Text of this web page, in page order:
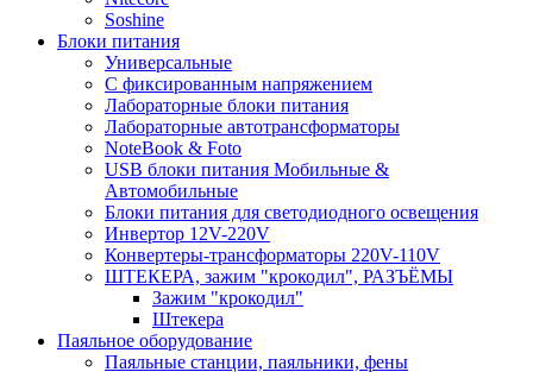
Soshine
Блоки питания
Универсальные
C фиксированным напряжением
Лабораторные блоки питания
Лабораторные автотрансформаторы
NoteBook & Foto
USB блоки питания Мобильные &
Автомобильные
Блоки питания для светодиодного освещения
Инвертор 12V-220V
Конвертеры-трансформаторы 220V-110V
ШТЕКЕРА, зажим "крокодил", РАЗЪЁМЫ
Зажим "крокодил"
Штекера
Паяльное оборудование
Паяльные станции, паяльники, фены